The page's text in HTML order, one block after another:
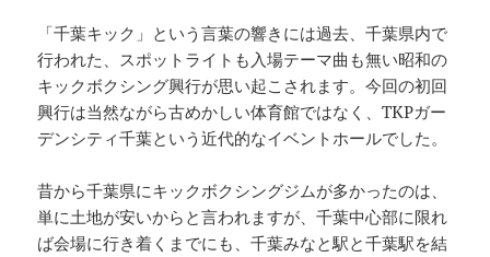
「千葉キック」という言葉の響きには過去、千葉県内で
行われた、スポットライトも入場テーマ曲も無い昭和の
キックボクシング興行が思い起こされます。今回の初回
興行は当然ながら古めかしい体育館ではなく、TKPガー
デンシティ千葉という近代的なイベントホールでした。
昔から千葉県にキックボクシングジムが多かったのは、
単に土地が安いからと言われますが、千葉中心部に限れ
ば会場に行き着くまでにも、千葉みなと駅と千葉駅を結